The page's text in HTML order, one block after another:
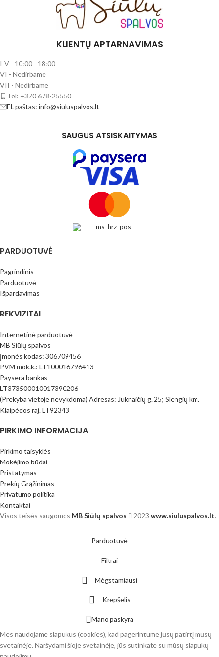
KLIENTŲ APTARNAVIMAS
I-V - 10:00 - 18:00
VI - Nedirbame
VII - Nedirbame
Tel: +370 678-25550
El. paštas: info@siuluspalvos.lt
SAUGUS ATSISKAITYMAS
PARDUOTUVĖ
Pagrindinis
Parduotuvė
Išpardavimas
REKVIZITAI
Internetinė parduotuvė
MB Siūlų spalvos
Įmonės kodas: 306709456
PVM mok.k.: LT100016796413
Paysera bankas
LT373500010017390206
(Prekyba vietoje nevykdoma) Adresas: Juknaičių g. 25; Slengių km.
Klaipėdos raj. LT92343
PIRKIMO INFORMACIJA
Pirkimo taisyklės
Mokėjimo būdai
Pristatymas
Prekių Grąžinimas
Privatumo politika
Kontaktai
Visos teisės saugomos MB Siūlų spalvos 2023 www.siuluspalvos.lt.
Parduotuvė
Filtrai
Mėgstamiausi
Krepšelis
Mano paskyra
Mes naudojame slapukus (cookies), kad pagerintume jūsų patirtį mūsų
svetainėje. Naršydami šioje svetainėje, jūs sutinkate su mūsų slapukų